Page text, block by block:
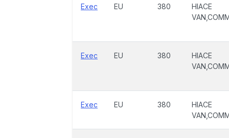
Exec EU 380
HIACE
Exec EU 380
HIACE
Exec EU 380
HIACE